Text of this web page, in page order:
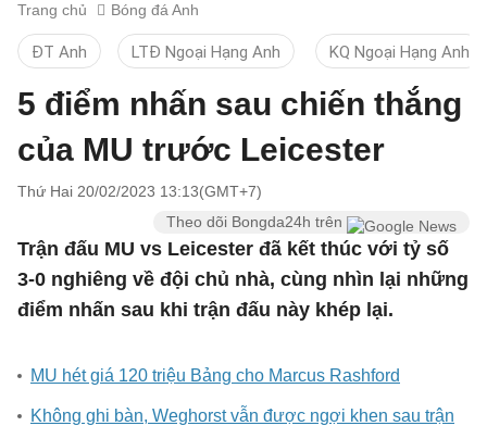
Trang chủ Bóng đá Anh
ĐT Anh LTĐ Ngoại Hạng Anh KQ Ngoại Hạng Anh
5 điểm nhấn sau chiến thắng
của MU trước Leicester
Thứ Hai 20/02/2023 13:13(GMT+7)
Theo dõi Bongda24h trên
Trận đấu MU vs Leicester đã kết thúc với tỷ số
3-0 nghiêng về đội chủ nhà, cùng nhìn lại những
điểm nhấn sau khi trận đấu này khép lại.
MU hét giá 120 triệu Bảng cho Marcus Rashford
Không ghi bàn, Weghorst vẫn được ngợi khen sau trận